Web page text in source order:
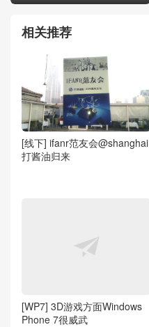
相关推荐
[线下] ifanr范友会@shanghai
打酱油归来
[WP7] 3D游戏方面Windows
Phone 7很威武